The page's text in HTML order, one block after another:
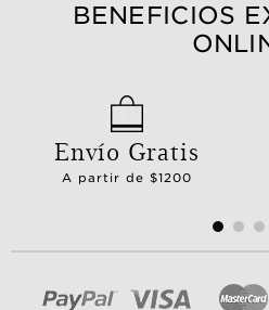
BENEFICIOS
Envío Gratis
A partir de $1200